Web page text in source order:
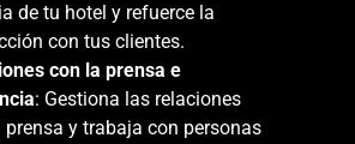
de tu hotel y refuerce la
con tus clientes.
con la prensa e
: Gestiona las relaciones
prensa y trabaja con personas